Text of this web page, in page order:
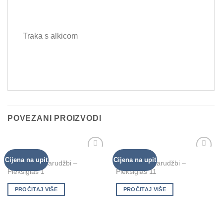
Traka s alkicom
POVEZANI PROIZVODI
Cijena na upit
MEDALJE
Medalje po narudžbi –
Pleksiglas 1
PROČITAJ VIŠE
Cijena na upit
MEDALJE
Medalje po narudžbi –
Pleksiglas 11
PROČITAJ VIŠE